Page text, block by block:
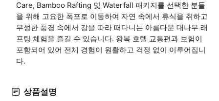
Care, Bamboo Rafting 및 Waterfall 패키지를 선택한 분들
을 위해 고요한 폭포로 이동하여 자연 속에서 휴식을 취하고
무성한 풍경 속에서 강을 따라 떠다니는 아름다운 대나무 래
프팅 체험을 즐길 수 있습니다. 왕복 호텔 교통편과 보험이
포함되어 있어 전체 경험이 원활하고 걱정 없이 이루어집니
다.
상품설명